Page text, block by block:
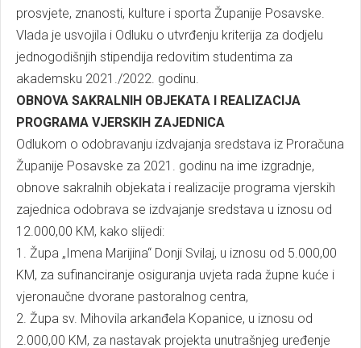
prosvjete, znanosti, kulture i sporta Županije Posavske.
Vlada je usvojila i Odluku o utvrđenju kriterija za dodjelu
jednogodišnjih stipendija redovitim studentima za
akademsku 2021./2022. godinu.
OBNOVA SAKRALNIH OBJEKATA I REALIZACIJA
PROGRAMA VJERSKIH ZAJEDNICA
Odlukom o odobravanju izdvajanja sredstava iz Proračuna
Županije Posavske za 2021. godinu na ime izgradnje,
obnove sakralnih objekata i realizacije programa vjerskih
zajednica odobrava se izdvajanje sredstava u iznosu od
12.000,00 KM, kako slijedi:
1. Župa „Imena Marijina“ Donji Svilaj, u iznosu od 5.000,00
KM, za sufinanciranje osiguranja uvjeta rada župne kuće i
vjeronaučne dvorane pastoralnog centra,
2. Župa sv. Mihovila arkanđela Kopanice, u iznosu od
2.000,00 KM, za nastavak projekta unutrašnjeg uređenje